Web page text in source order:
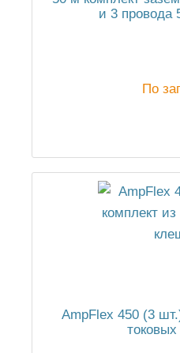
и 3 провода
По
AmpFlex 450 (3